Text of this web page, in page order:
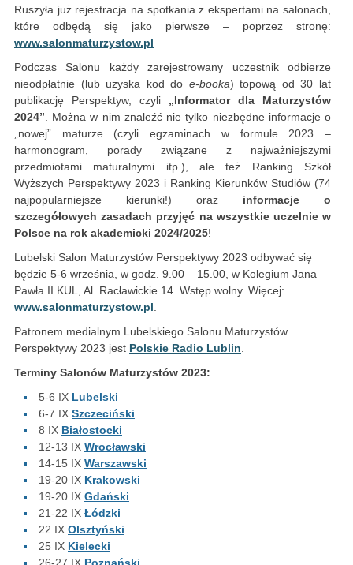
Ruszyła już rejestracja na spotkania z ekspertami na salonach,
które odbędą się jako pierwsze – poprzez stronę:
www.salonmaturzystow.pl
Podczas Salonu każdy zarejestrowany uczestnik odbierze
nieodpłatnie (lub uzyska kod do e-booka) topową od 30 lat
publikację Perspektyw, czyli „Informator dla Maturzystów
2024” . Można w nim znaleźć nie tylko niezbędne informacje o
„nowej” maturze (czyli egzaminach w formule 2023 –
harmonogram, porady związane z najważniejszymi
przedmiotami maturalnymi itp.), ale też Ranking Szkół
Wyższych Perspektywy 2023 i Ranking Kierunków Studiów (74
najpopularniejsze kierunki!) oraz informacje o
szczegółowych zasadach przyjęć na wszystkie uczelnie w
Polsce na rok akademicki 2024/2025!
Lubelski Salon Maturzystów Perspektywy 2023 odbywać się
będzie 5-6 września, w godz. 9.00 – 15.00, w Kolegium Jana
Pawła II KUL, Al. Racławickie 14. Wstęp wolny. Więcej:
www.salonmaturzystow.pl
Patronem medialnym Lubelskiego Salonu Maturzystów
Perspektywy 2023 jest Polskie Radio Lublin
Terminy Salonów Maturzystów 2023:
5-6 IX Lubelski
6-7 IX Szczeciński
8 IX Białostocki
12-13 IX Wrocławski
14-15 IX Warszawski
19-20 IX Krakowski
19-20 IX Gdański
21-22 IX Łódzki
22 IX Olsztyński
25 IX Kielecki